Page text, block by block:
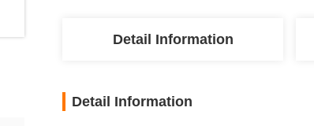
Detail Information
Detail Information